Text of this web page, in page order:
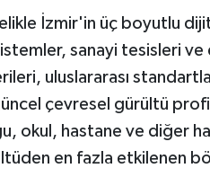
İzmir'in üç boyutlu
sanayi tesisleri ve
uluslararası
çevresel gürültü
okul, hastane ve diğer
en fazla etkilenen